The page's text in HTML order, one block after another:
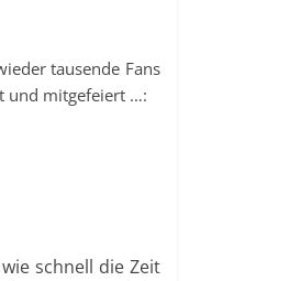
tausende Fans
und mitgefeiert …:
schnell die Zeit